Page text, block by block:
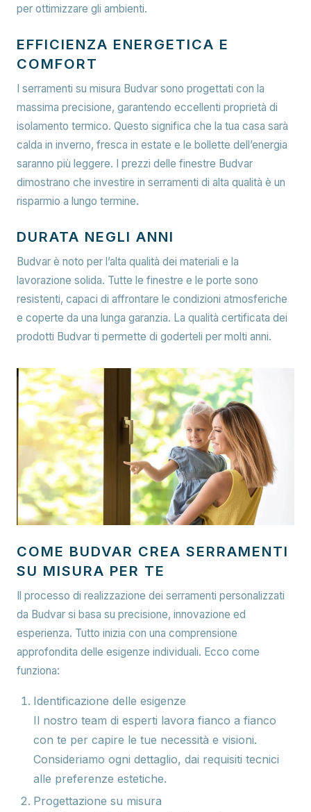
per ottimizzare gli ambienti.
EFFICIENZA ENERGETICA E
COMFORT
I serramenti su misura Budvar sono progettati con la
massima precisione, garantendo eccellenti proprietà di
isolamento termico. Questo significa che la tua casa sarà
calda in inverno, fresca in estate e le bollette dell’energia
saranno più leggere. I prezzi delle finestre Budvar
dimostrano che investire in serramenti di alta qualità è un
risparmio a lungo termine.
DURATA NEGLI ANNI
Budvar è noto per l’alta qualità dei materiali e la
lavorazione solida. Tutte le finestre e le porte sono
resistenti, capaci di affrontare le condizioni atmosferiche
e coperte da una lunga garanzia. La qualità certificata dei
prodotti Budvar ti permette di goderteli per molti anni.
COME BUDVAR CREA SERRAMENTI
SU MISURA PER TE
Il processo di realizzazione dei serramenti personalizzati
da Budvar si basa su precisione, innovazione ed
esperienza. Tutto inizia con una comprensione
approfondita delle esigenze individuali. Ecco come
funziona:
Identificazione delle esigenze
Il nostro team di esperti lavora fianco a fianco
con te per capire le tue necessità e visioni.
Consideriamo ogni dettaglio, dai requisiti tecnici
alle preferenze estetiche.
Progettazione su misura